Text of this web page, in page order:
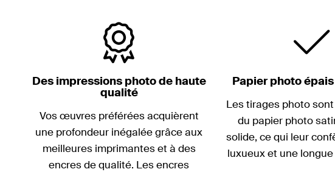
Des impressions photo de haute
qualité
Vos œuvres préférées acquièrent
une profondeur inégalée grâce aux
meilleures imprimantes et à des
encres de qualité. Les encres
Papier photo
Les tirages photo
du papier photo
solide, ce qui leur
luxueux et une